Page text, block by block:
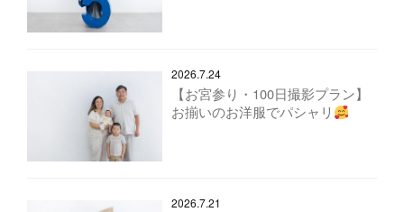
2026.7.24
【お宮参り・100日撮影プラン】
お揃いのお洋服でパシャリ
2026.7.21